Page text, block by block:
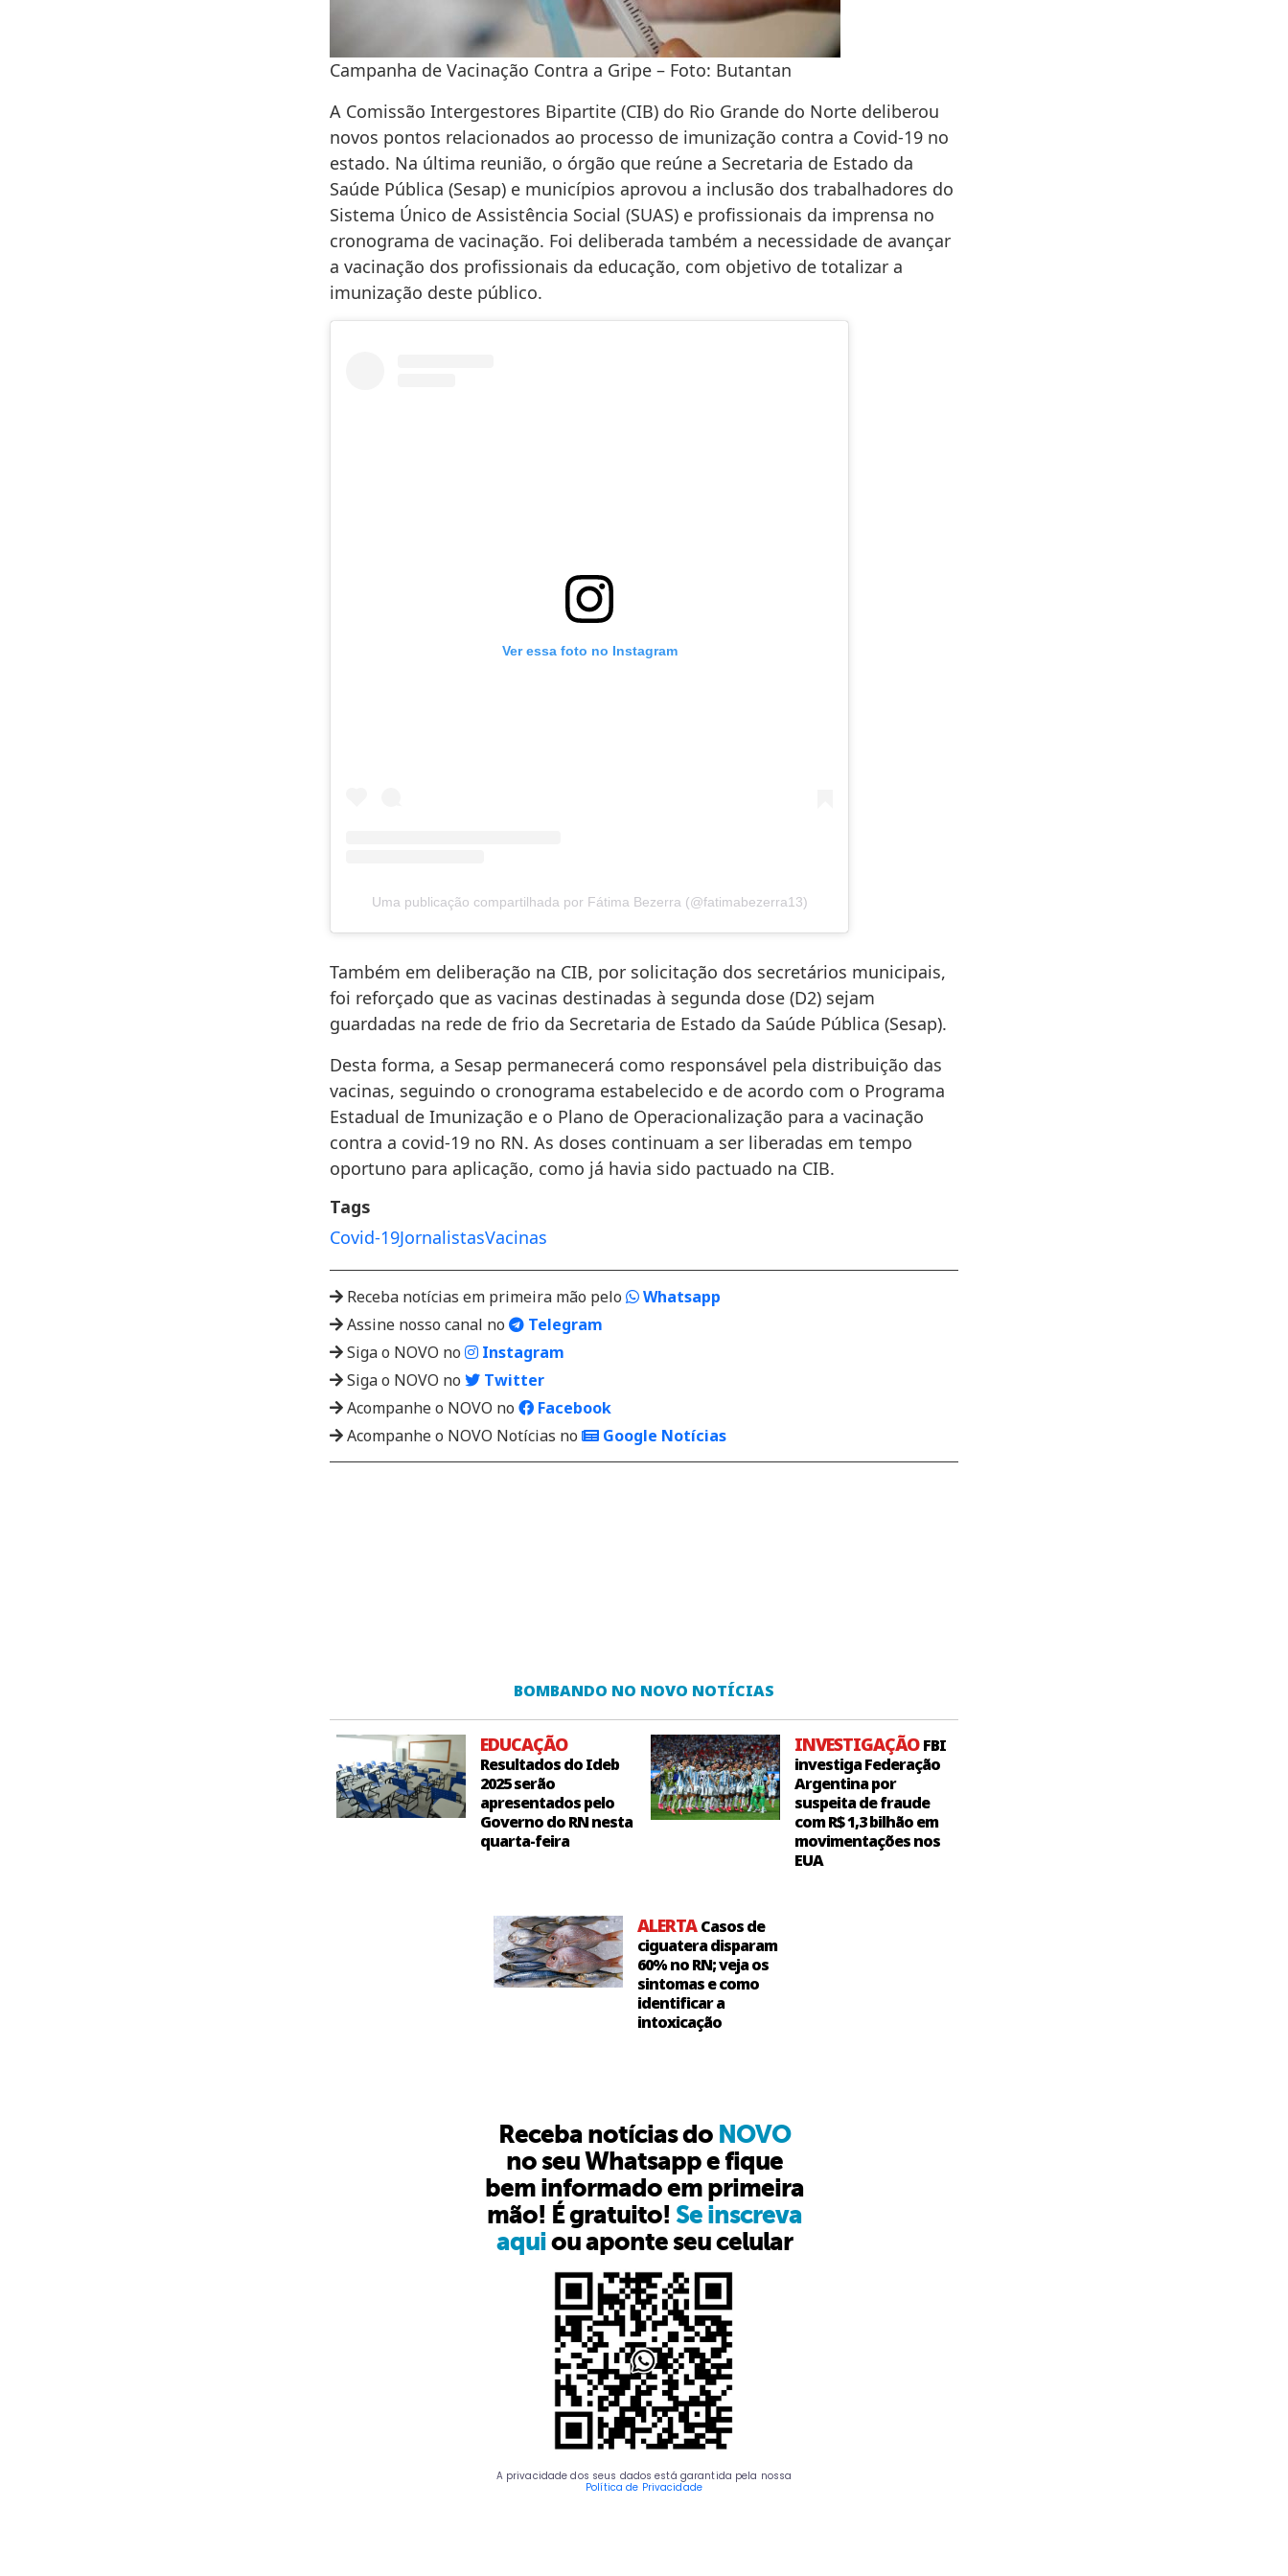
Campanha de Vacinação Contra a Gripe – Foto: Butantan
A Comissão Intergestores Bipartite (CIB) do Rio Grande do Norte deliberou
novos pontos relacionados ao processo de imunização contra a Covid-19 no
estado. Na última reunião, o órgão que reúne a Secretaria de Estado da
Saúde Pública (Sesap) e municípios aprovou a inclusão dos trabalhadores do
Sistema Único de Assistência Social (SUAS) e profissionais da imprensa no
cronograma de vacinação. Foi deliberada também a necessidade de avançar
a vacinação dos profissionais da educação, com objetivo de totalizar a
imunização deste público.
Ver essa foto no Instagram
Uma publicação compartilhada por Fátima Bezerra (@fatimabezerra13)
Também em deliberação na CIB, por solicitação dos secretários municipais,
foi reforçado que as vacinas destinadas à segunda dose (D2) sejam
guardadas na rede de frio da Secretaria de Estado da Saúde Pública (Sesap).
Desta forma, a Sesap permanecerá como responsável pela distribuição das
vacinas, seguindo o cronograma estabelecido e de acordo com o Programa
Estadual de Imunização e o Plano de Operacionalização para a vacinação
contra a covid-19 no RN. As doses continuam a ser liberadas em tempo
oportuno para aplicação, como já havia sido pactuado na CIB.
Tags
Covid-19JornalistasVacinas
Receba notícias em primeira mão pelo
Whatsapp
Assine nosso canal no
Telegram
Siga o NOVO no
Instagram
Siga o NOVO no
Twitter
Acompanhe o NOVO no
Facebook
Acompanhe o NOVO Notícias no
Google Notícias
BOMBANDO NO NOVO NOTÍCIAS
EDUCAÇÃO
Resultados do Ideb
2025 serão
apresentados pelo
Governo do RN nesta
quarta-feira
INVESTIGAÇÃOFBI
investiga Federação
Argentina por
suspeita de fraude
com R$ 1,3 bilhão em
movimentações nos
EUA
ALERTACasos de
ciguatera disparam
60% no RN; veja os
sintomas e como
identificar a
intoxicação
Receba notícias do NOVO
no seu Whatsapp e fique
bem informado em primeira
mão! É gratuito! Se inscreva
aquiou aponte seu celular
A privacidade dos seus dados está garantida pela nossa
Política de Privacidade